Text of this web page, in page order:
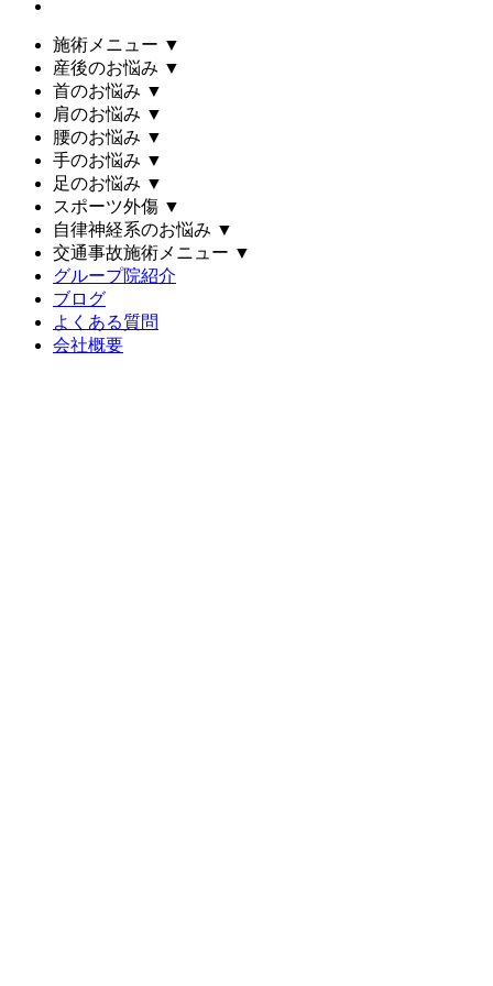
施術メニュー ▼
産後のお悩み ▼
首のお悩み ▼
肩のお悩み ▼
腰のお悩み ▼
手のお悩み ▼
足のお悩み ▼
スポーツ外傷 ▼
自律神経系のお悩み ▼
交通事故施術メニュー ▼
グループ院紹介
ブログ
よくある質問
会社概要